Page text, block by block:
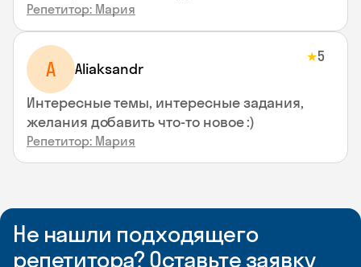
Репетитор: Мария
A Aliaksandr
★5
Интересные темы, интересные задания,
желания добавить что-то новое :)
Репетитор: Мария
Не нашли подходящего
репетитора? Оставьте заявку